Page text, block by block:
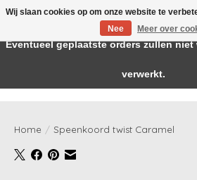
Home / Speenkoord twist Caramel
Wij slaan cookies op om onze website te
Nee
Meer over
← Keer terug naar de backofficeDeze
Eventueel geplaatste orders zullen
verwerkt.